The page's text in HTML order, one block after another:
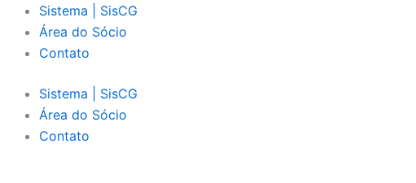
para
Sistema | SisCG
Área do Sócio
Contato
Sistema | SisCG
Área do Sócio
Contato